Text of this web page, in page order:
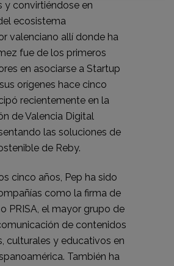
y convirtiéndose en
ecosistema
valenciano allí donde ha
fue de los primeros
en asociarse a Startup
orígenes hace cinco
recientemente en la
de Valencia Digital
las soluciones de
de Reby.
cinco años, Pep ha sido
como la firma de
PRISA, el mayor grupo de
de contenidos
culturales y educativos en
También ha